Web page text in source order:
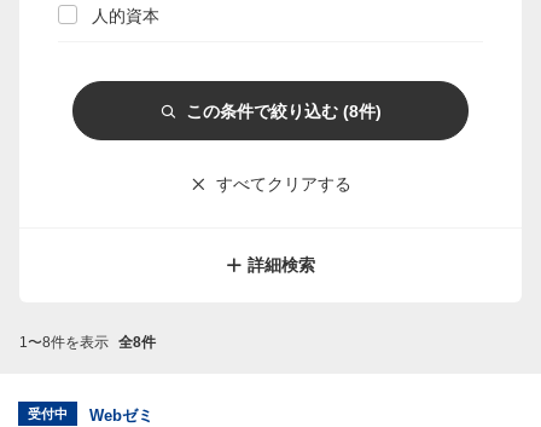
実務支援DB
Webゼミプレミアム
人的資本
この条件で絞り込む (8件)
すべてクリアする
詳細検索
1〜8件を表示 全8件
受付中 Webゼミ